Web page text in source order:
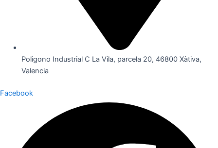
Poligono Industrial C La Vila, parcela 20, 46800 Xàtiva,
Valencia
Facebook